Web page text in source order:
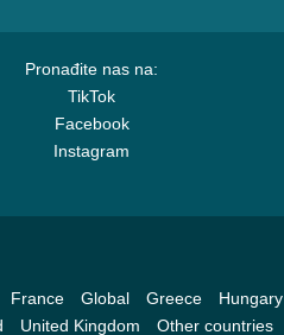
Pronađite nas na:
TikTok
Facebook
Instagram
France Global Greece
Hungary
United Kingdom Other countries